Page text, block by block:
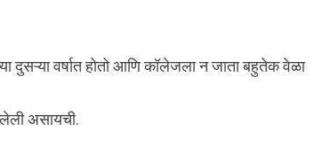
दुसऱ्या वर्षात होतो आणि कॉलेजला न जाता बहुतेक वेळा
असायची.